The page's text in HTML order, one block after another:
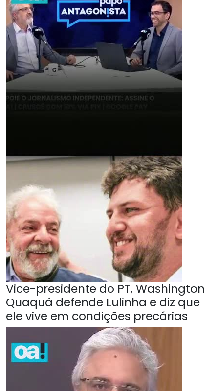
Vice-presidente do PT, Washington
Quaquá defende Lulinha e diz que
ele vive em condições precárias